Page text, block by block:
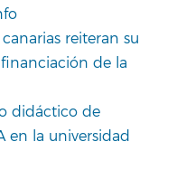
reiteran su
de la
didáctico de
en la universidad